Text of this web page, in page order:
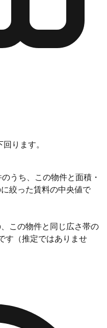
ります。
うち、この物件と面積・
絞った賃料の中央値で
この物件と同じ広さ帯の
す（推定ではありませ